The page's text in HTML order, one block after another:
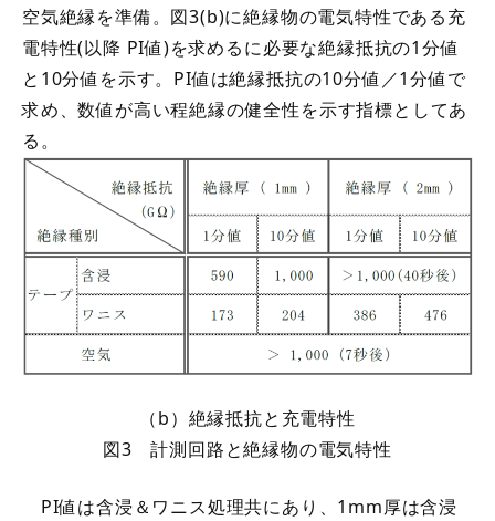
空気絶縁を準備。図3(b)に絶縁物の電気特性である充
電特性(以降 PI値)を求めるに必要な絶縁抵抗の1分値
と10分値を示す。PI値は絶縁抵抗の10分値／1分値で
求め、数値が高い程絶縁の健全性を示す指標としてあ
る。
（b）絶縁抵抗と充電特性
図3 計測回路と絶縁物の電気特性
PI値は含浸＆ワニス処理共にあり、1mm厚は含浸